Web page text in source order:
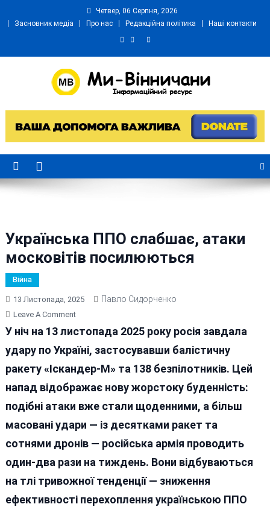
Четвер, 06 Серпня, 2026
Засновник медіа
Про нас Редакційна політика Наші контакти
Ми Вінничани
Українська ППО слабшає, атаки
московітів посилюються
Війна
13 Листопада, 2025 Павло Сидорченко
Leave A CommentOn
Українська
Слабшає,
Атаки
Московітів
У ніч на 13 листопада 2025 року росія завдала
удару по Україні, застосувавши балістичну
ракету «Іскандер-М» та 138 безпілотників. Цей
напад відображає нову жорстоку буденність:
подібні атаки вже стали щоденними, а більш
масовані удари — із десятками ракет та
сотнями дронів — російська армія проводить
один-два рази на тиждень. Вони відбуваються
на тлі тривожної тенденції — зниження
ефективності перехоплення українською ППО